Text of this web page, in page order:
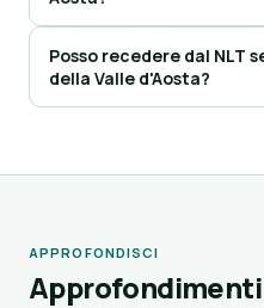
Posso recedere dal NLT
della Valle d'Aosta?
APPROFONDISCI